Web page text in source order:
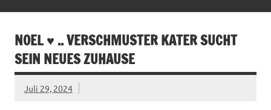
NOEL ♥ .. VERSCHMUSTER KATER SUCHT
SEIN NEUES ZUHAUSE
Juli 29, 2024